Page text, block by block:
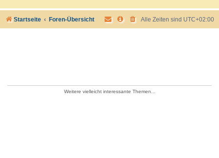
Startseite Foren-Übersicht Alle Zeiten sind UTC+02:00
Weitere vielleicht interessante Themen...